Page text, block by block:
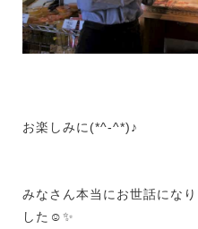
お楽しみに(*^-^*)♪
みなさん本当にお世話にな
した☺✨